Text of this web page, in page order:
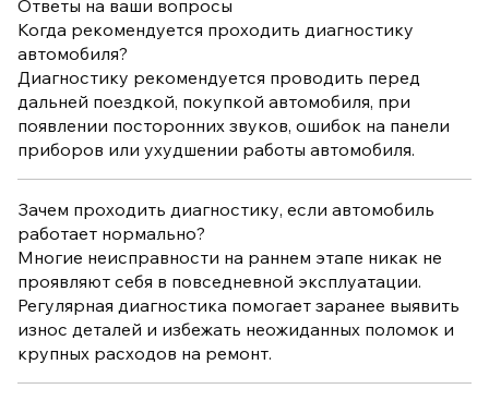
Ответы на ваши вопросы
Когда рекомендуется проходить диагностику
автомобиля?
Диагностику рекомендуется проводить перед
дальней поездкой, покупкой автомобиля, при
появлении посторонних звуков, ошибок на панели
приборов или ухудшении работы автомобиля.
Зачем проходить диагностику, если автомобиль
работает нормально?
Многие неисправности на раннем этапе никак не
проявляют себя в повседневной эксплуатации.
Регулярная диагностика помогает заранее выявить
износ деталей и избежать неожиданных поломок и
крупных расходов на ремонт.